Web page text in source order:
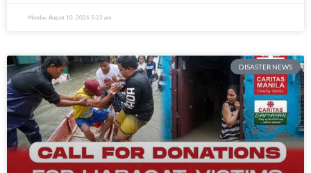
Monday, August 10, 2026 5:22 pm
DISASTER NEWS